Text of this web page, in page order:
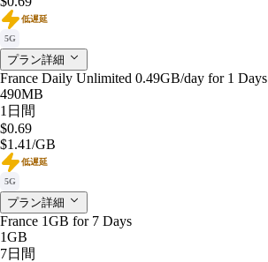
低遅延
5G
プラン詳細
France Daily Unlimited 0.49GB/day for 1 Days
490MB
1日間
$0.69
$1.41/GB
低遅延
5G
プラン詳細
France 1GB for 7 Days
1GB
7日間